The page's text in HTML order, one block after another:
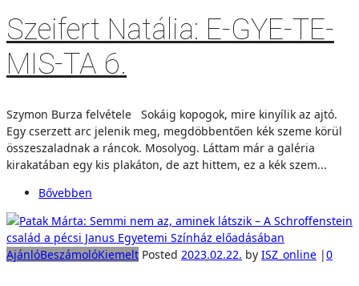
Szeifert Natália: E-GYE-TE-
MIS-TA 6.
Szymon Burza felvétele Sokáig kopogok, mire kinyílik az ajtó.
Egy cserzett arc jelenik meg, megdöbbentően kék szeme körül
összeszaladnak a ráncok. Mosolyog. Láttam már a galéria
kirakatában egy kis plakáton, de azt hittem, ez a kék szem...
Bővebben
AjánlóBeszámolóKiemelt Posted 2023.02.22. by ISZ_online |0